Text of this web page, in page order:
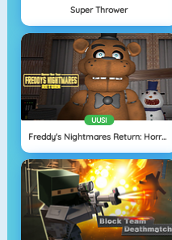
Super Thrower
UUSI
Freddy's Nightmares Return: Horror New Year